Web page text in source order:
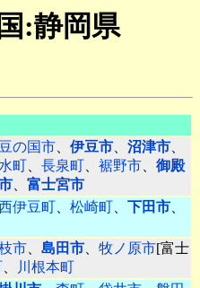
:静岡県
の国市、 伊豆市、 沼津市、
町、 長泉町、 裾野市、 御殿
、 富士宮市
伊豆町、 松崎町、 下田市、
市、 島田市、 牧ノ原市[富士
、 川根本町